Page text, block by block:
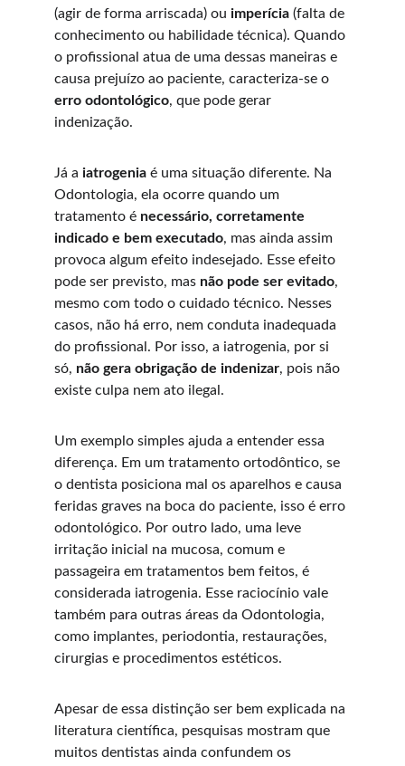
(agir de forma arriscada) ou imperícia (falta de
conhecimento ou habilidade técnica). Quando
o profissional atua de uma dessas maneiras e
causa prejuízo ao paciente, caracteriza-se o
erro odontológico, que pode gerar
indenização.
Já a iatrogenia é uma situação diferente. Na
Odontologia, ela ocorre quando um
tratamento é necessário, corretamente
indicado e bem executado, mas ainda assim
provoca algum efeito indesejado. Esse efeito
pode ser previsto, mas não pode ser evitado,
mesmo com todo o cuidado técnico. Nesses
casos, não há erro, nem conduta inadequada
do profissional. Por isso, a iatrogenia, por si
só, não gera obrigação de indenizar, pois não
existe culpa nem ato ilegal.
Um exemplo simples ajuda a entender essa
diferença. Em um tratamento ortodôntico, se
o dentista posiciona mal os aparelhos e causa
feridas graves na boca do paciente, isso é erro
odontológico. Por outro lado, uma leve
irritação inicial na mucosa, comum e
passageira em tratamentos bem feitos, é
considerada iatrogenia. Esse raciocínio vale
também para outras áreas da Odontologia,
como implantes, periodontia, restaurações,
cirurgias e procedimentos estéticos.
Apesar de essa distinção ser bem explicada na
literatura científica, pesquisas mostram que
muitos dentistas ainda confundem os